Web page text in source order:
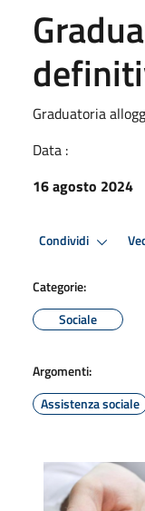
Graduatoria
Data :
16 agosto 2024
Condividi
Categorie:
Sociale
Argomenti:
Assistenza sociale